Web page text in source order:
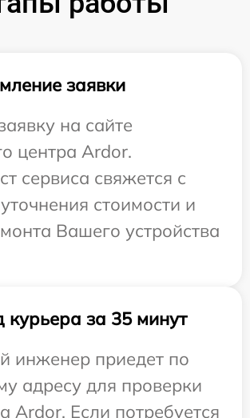
заявки
на сайте
центра Ardor.
сервиса свяжется с
стоимости и
Вашего устройства
курьера за 35 минут
инженер приедет по
адресу для проверки
Ardor. Если потребуется